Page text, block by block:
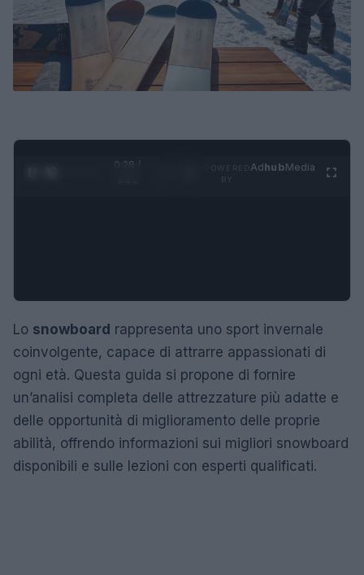
0:29 /
AdhubMedia
Lo snowboard rappresenta uno sport invernale
coinvolgente, capace di attrarre appassionati di
ogni età. Questa guida si propone di fornire
un’analisi completa delle attrezzature più adatte e
delle opportunità di miglioramento delle proprie
abilità, offrendo informazioni sui migliori snowboard
disponibili e sulle lezioni con esperti qualificati.